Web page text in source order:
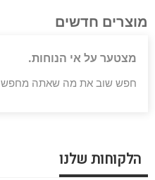
מוצרים חדשים
מצטער על אי הנוחות.
חפש שוב את מה שאתה מחפש
הלקוחות שלנו